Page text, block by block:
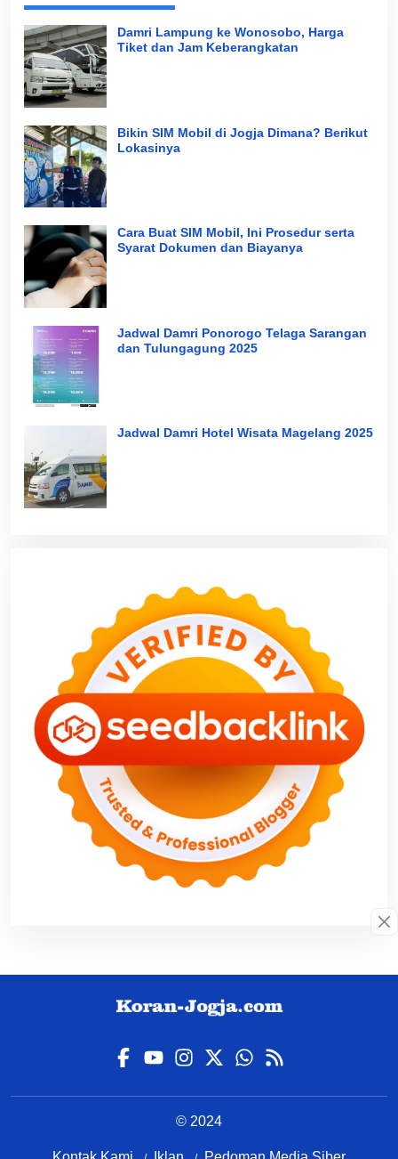
Damri Lampung ke Wonosobo, Harga
Tiket dan Jam Keberangkatan
Bikin SIM Mobil di Jogja Dimana? Berikut
Lokasinya
Cara Buat SIM Mobil, Ini Prosedur serta
Syarat Dokumen dan Biayanya
Jadwal Damri Ponorogo Telaga Sarangan
dan Tulungagung 2025
Jadwal Damri Hotel Wisata Magelang 2025
© 2024